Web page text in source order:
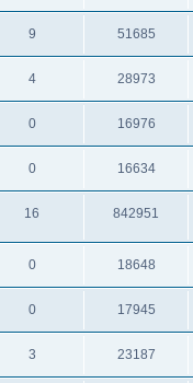
9 51685
4 28973
0 16976
0 16634
16 842951
0 18648
0 17945
3 23187